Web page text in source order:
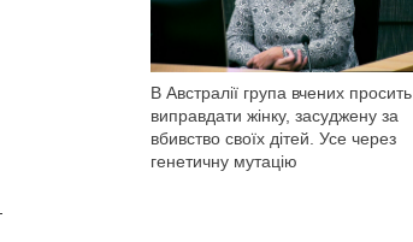
В Австралії група вчених просить
виправдати жінку, засуджену за
вбивство своїх дітей. Усе через
генетичну мутацію